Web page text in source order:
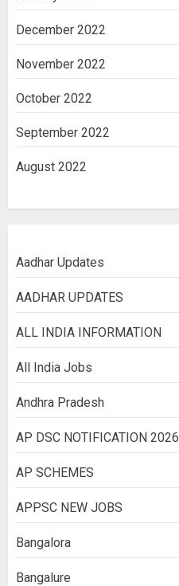
December 2022
November 2022
October 2022
September 2022
August 2022
Aadhar Updates
AADHAR UPDATES
ALL INDIA INFORMATION
All India Jobs
Andhra Pradesh
AP DSC NOTIFICATION 2026
AP SCHEMES
APPSC NEW JOBS
Bangalora
Bangalure